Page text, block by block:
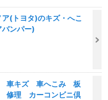
(トヨタ)のキズ・へこ
ンパー)
車キズ 車へこみ 板
理 カーコンビニ倶